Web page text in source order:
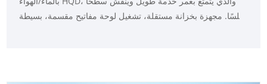
أملسًا. مجهزة بخزانة مستقلة، تشغيل لوحة مفاتيح مقسمة، بسيطة